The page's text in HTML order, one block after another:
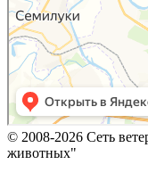
© 2008-2026 Сеть
животных"